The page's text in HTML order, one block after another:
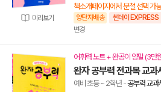
미리보기
책소개페이지에서 분철 선택 가능
양탄자배송 썬데이 EXPRESS
변경
어휘력 노트 + 완공이 양말 (3만
완자 공부력 전과목 교
예비 초등 ~ 2학년 -공부력 교과